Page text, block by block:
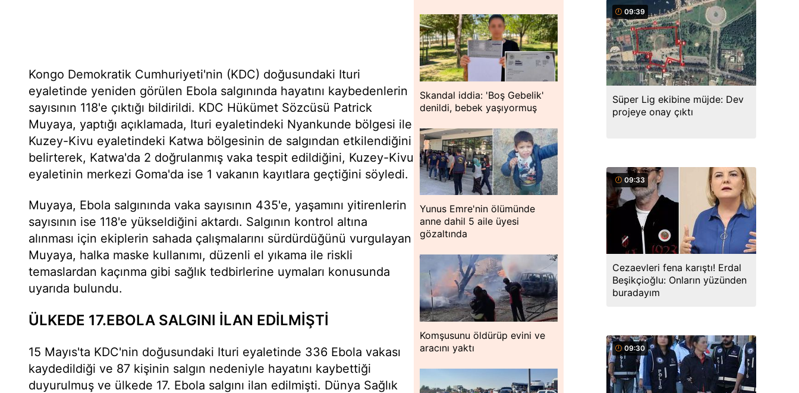
Kongo Demokratik Cumhuriyeti'nin (KDC) doğusundaki Ituri
eyaletinde yeniden görülen Ebola salgınında hayatını kaybedenlerin
sayısının 118'e çıktığı bildirildi. KDC Hükümet Sözcüsü Patrick
Muyaya, yaptığı açıklamada, Ituri eyaletindeki Nyankunde bölgesi ile
Kuzey-Kivu eyaletindeki Katwa bölgesinin de salgından etkilendiğini
belirterek, Katwa'da 2 doğrulanmış vaka tespit edildiğini, Kuzey-Kivu
eyaletinin merkezi Goma'da ise 1 vakanın kayıtlara geçtiğini söyledi.
Muyaya, Ebola salgınında vaka sayısının 435'e, yaşamını yitirenlerin
sayısının ise 118'e yükseldiğini aktardı. Salgının kontrol altına
alınması için ekiplerin sahada çalışmalarını sürdürdüğünü vurgulayan
Muyaya, halka maske kullanımı, düzenli el yıkama ile riskli
temaslardan kaçınma gibi sağlık tedbirlerine uymaları konusunda
uyarıda bulundu.
ÜLKEDE 17.EBOLA SALGINI İLAN EDİLMİŞTİ
15 Mayıs'ta KDC'nin doğusundaki Ituri eyaletinde 336 Ebola vakası
kaydedildiği ve 87 kişinin salgın nedeniyle hayatını kaybettiği
duyurulmuş ve ülkede 17. Ebola salgını ilan edilmişti. Dünya Sağlık
Skandal iddia: 'Boş Gebelik'
denildi, bebek yaşıyormuş
Yunus Emre'nin ölümünde
anne dahil 5 aile üyesi
gözaltında
Komşusunu öldürüp evini ve
aracını yaktı
09:39
Süper Lig ekibine müjde: Dev
projeye onay çıktı
09:33
Cezaevleri fena karıştı! Erdal
Beşikçioğlu: Onların yüzünden
buradayım
09:30